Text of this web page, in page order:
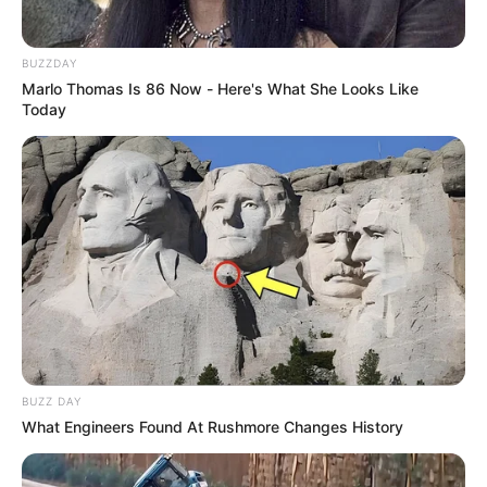
TEMAS RELACIONADOS
MULTAS
CÓDIGO DE POLICÍA
MULTAS POR BOTAR BASURA
MANTÉNGASE EN ALERTA
Tenemos todas las noticias que le
interesan. Para estar bien informado, por
favor, active las notificaciones de Alerta.
ACTIVAR AHORA
TEMAS DESTACADOS
BUZZDAY
Marlo Thomas Is 86 Now - Here's What She Looks Like
Today
BUZZ DAY
What Engineers Found At Rushmore Changes History